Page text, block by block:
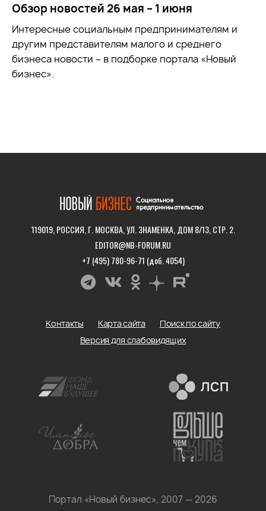
Обзор новостей 26 мая – 1 июня
Интересные социальным предпринимателям и
другим представителям малого и среднего
бизнеса новости – в подборке портала «Новый
бизнес».
119019, РОССИЯ, Г. МОСКВА, УЛ. ЗНАМЕНКА, ДОМ 8/13, СТР. 2.
EDITOR@NB-FORUM.RU
+7 (495) 780-96-71 (доб. 4054)
Портал «Новый бизнес», 2007 — 2026
Контакты Карта сайта
Поиск по сайту
Версия для слабовидящих